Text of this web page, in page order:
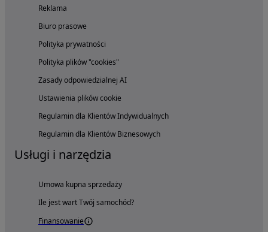
Reklama
Biuro prasowe
Polityka prywatności
Polityka plików "cookies"
Zasady odpowiedzialnej AI
Ustawienia plików cookie
Regulamin dla Klientów Indywidualnych
Regulamin dla Klientów Biznesowych
Usługi i narzędzia
Umowa kupna sprzedaży
Ile jest wart Twój samochód?
Finansowanie